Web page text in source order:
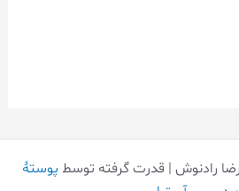
پوستهٔ